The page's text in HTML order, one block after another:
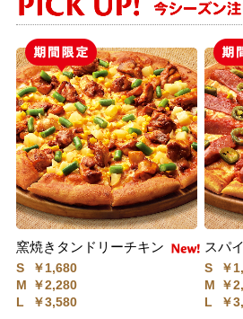
窯焼きタンドリーチキン
S
￥1,680
M
￥2,280
L
￥3,580
スパ
S
￥
M
￥
L
￥